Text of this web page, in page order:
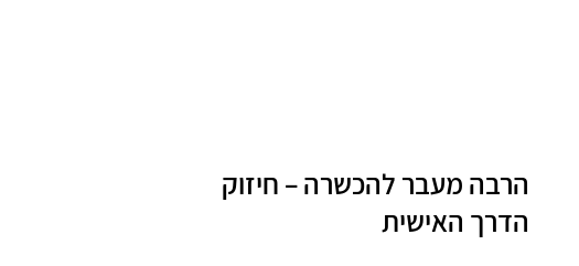
הרבה מעבר להכשרה – חיזוק
הדרך האישית